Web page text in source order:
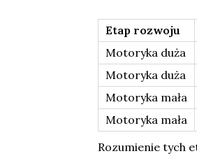
Etap rozwoju
Motoryka duża
Motoryka duża
Motoryka mała
Motoryka mała
Rozumienie tych